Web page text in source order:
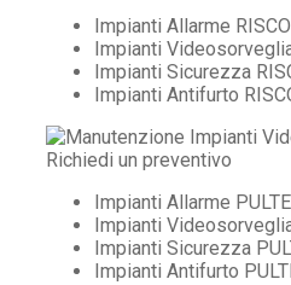
Impianti Allarme RISCO
Impianti
Impianti Sicurezza
Impianti Antifurto
Impianti Allarme
Impianti
Impianti Sicurezza
Impianti Antifurto